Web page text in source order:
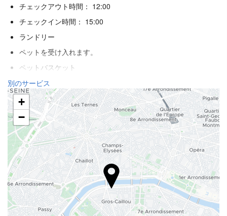
チェックアウト時間： 12:00
チェックイン時間： 15:00
ランドリー
ペットを受け入れます。
ペットバスケット
ペットボウル
エアコン
暖房
エレベーター
身体不自由者用のアクセス
禁煙ルーム
全館禁煙
喫煙エリア
防音済み客室
別のサービス
+
−